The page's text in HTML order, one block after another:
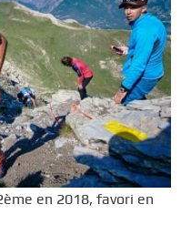
en 2018, favori en